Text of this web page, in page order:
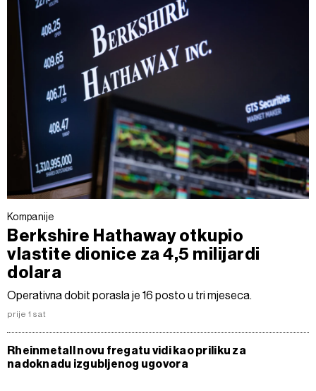
Kompanije
Berkshire Hathaway otkupio
vlastite dionice za 4,5 milijardi
dolara
Operativna dobit porasla je 16 posto u tri mjeseca.
prije 1 sat
Rheinmetall novu fregatu vidi kao priliku za
nadoknadu izgubljenog ugovora